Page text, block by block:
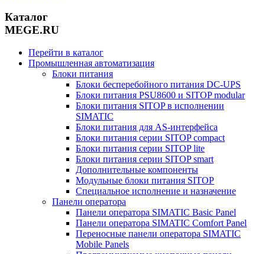
Каталог
MEGE.RU
Перейти в каталог
Промышленная автоматизация
Блоки питания
Блоки бесперебойного питания DC-UPS
Блоки питания PSU8600 и SITOP modular
Блоки питания SITOP в исполнении
SIMATIC
Блоки питания для AS-интерфейса
Блоки питания серии SITOP compact
Блоки питания серии SITOP lite
Блоки питания серии SITOP smart
Дополнительные компоненты
Модульные блоки питания SITOP
Специальное исполнение и назначение
Панели оператора
Панели оператора SIMATIC Basic Panel
Панели оператора SIMATIC Comfort Panel
Переносные панели оператора SIMATIC
Mobile Panels